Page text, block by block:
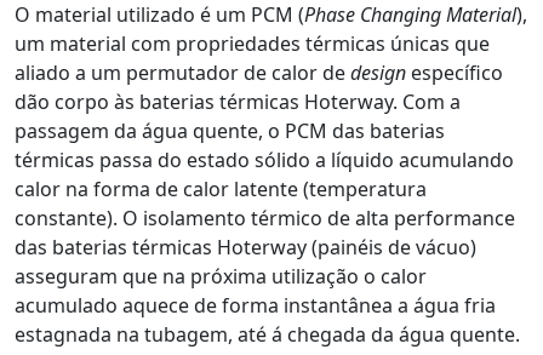
O material utilizado é um PCM (Phase ChangingMaterial),
um material com propriedades térmicas únicas que
aliado a um permutador de calor dedesign específico
dão corpo às baterias térmicas Hoterway. Com a
passagem da água quente, o PCM das baterias
térmicas passa do estado sólido a líquido acumulando
calor na forma de calor latente (temperatura
constante). O isolamento térmico de alta performance
das baterias térmicas Hoterway (painéis de vácuo)
asseguram que na próxima utilização o calor
acumulado aquece de forma instantânea a água fria
estagnada na tubagem, até á chegada da água quente.